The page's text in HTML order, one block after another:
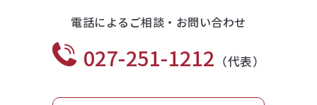
電話によるご相談・お問い合わせ
027-251-1212 （代表）